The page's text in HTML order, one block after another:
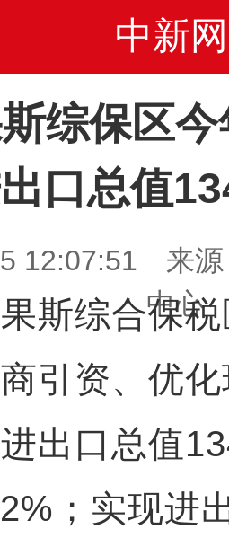
中新网
综保区
口总值
12:07:51 来源
中心
综合保税
引资、优
出口总值
；实现进